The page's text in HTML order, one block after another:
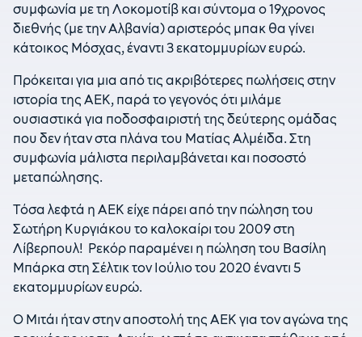
συμφωνία με τη Λοκομοτίβ και σύντομα ο 19χρονος
διεθνής (με την Αλβανία) αριστερός μπακ θα γίνει
κάτοικος Μόσχας, έναντι 3 εκατομμυρίων ευρώ.
Πρόκειται για μια από τις ακριβότερες πωλήσεις στην
ιστορία της ΑΕΚ, παρά το γεγονός ότι μιλάμε
ουσιαστικά για ποδοσφαιριστή της δεύτερης ομάδας
που δεν ήταν στα πλάνα του Ματίας Αλμέιδα. Στη
συμφωνία μάλιστα περιλαμβάνεται και ποσοστό
μεταπώλησης.
Tόσα λεφτά η ΑΕΚ είχε πάρει από την πώληση του
Σωτήρη Κυργιάκου το καλοκαίρι του 2009 στη
Λίβερπουλ! Ρεκόρ παραμένει η πώληση του Βασίλη
Μπάρκα στη Σέλτικ τον Ιούλιο του 2020 έναντι 5
εκατομμυρίων ευρώ.
Ο Μιτάι ήταν στην αποστολή της ΑΕΚ για τον αγώνα της